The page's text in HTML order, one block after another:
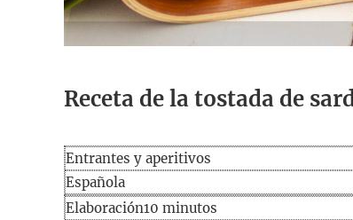
Receta de la tostada de
Entrantes y aperitivos
Española
Elaboración
Elaboración10 minutos
minutos